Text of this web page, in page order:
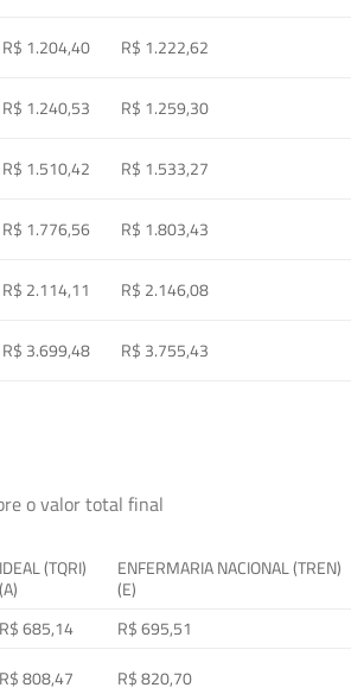
R$ 1.204,40 R$ 1.222,62
R$ 1.240,53 R$ 1.259,30
R$ 1.510,42 R$ 1.533,27
R$ 1.776,56 R$ 1.803,43
R$ 2.114,11 R$ 2.146,08
R$ 3.699,48 R$ 3.755,43
o valor total final
IDEAL (TQRI)
(A)
ENFERMARIA NACIONAL (TREN)
(E)
R$ 685,14 R$ 695,51
R$ 808,47 R$ 820,70